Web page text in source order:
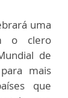
uma
o clero
de
mais
que